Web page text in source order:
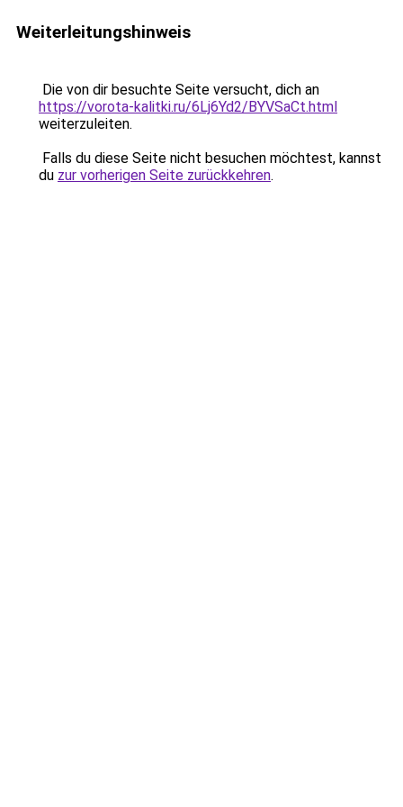
Weiterleitungshinweis
Die von dir besuchte Seite versucht, dich an
https://vorota-kalitki.ru/6Lj6Yd2/BYVSaCt.html
weiterzuleiten.
Falls du diese Seite nicht besuchen möchtest, kannst
du zur vorherigen Seite zurückkehren.